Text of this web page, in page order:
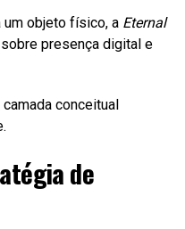
objeto físico, a Eternal
presença digital e
conceitual
de